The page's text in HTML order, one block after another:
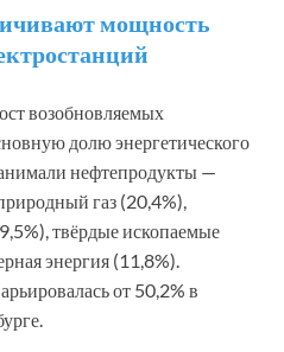
мощность
возобновляемых
долю энергетического
нефтепродукты —
газ (20,4%),
твёрдые ископаемые
энергия (11,8%).
от 50,2% в